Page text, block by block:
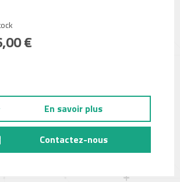
€
En savoir plus
Contactez-nous